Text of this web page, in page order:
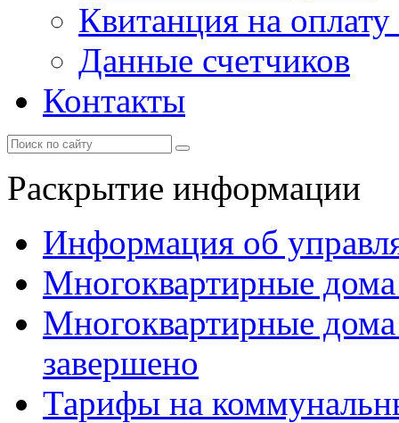
Квитанция на
Данные счетчиков
Контакты
Раскрытие информации
Информация об
Многоквартирные
Многоквартирные
завершено
Тарифы на